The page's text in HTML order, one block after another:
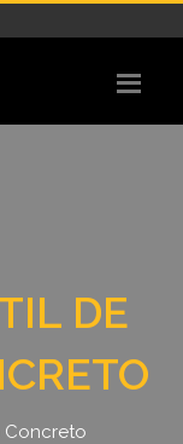
DE
Concreto